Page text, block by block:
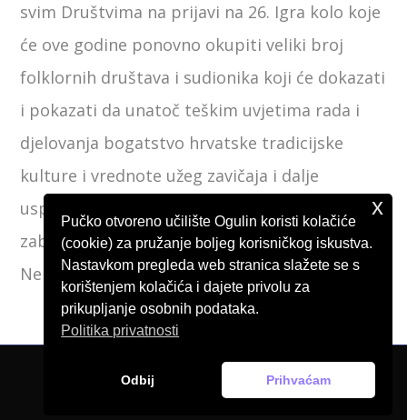
svim Društvima na prijavi na 26. Igra kolo koje
će ove godine ponovno okupiti veliki broj
folklornih društava i sudionika koji će dokazati
i pokazati da unatoč teškim uvjetima rada i
djelovanja bogatstvo hrvatske tradicijske
kulture i vrednote užeg zavičaja i dalje
uspješno nesebično i s ponosom čuvaju od
zaborava.
Neka (Za)igra kolo!
© Pučko otvoreno učilište Ogulin, 2026.
Pučko otvoreno učilište Ogulin koristi kolačiće
(cookie) za pružanje boljeg korisničkog iskustva.
Nastavkom pregleda web stranica slažete se s
korištenjem kolačića i dajete privolu za
prikupljanje osobnih podataka.
Politika privatnosti
Odbij Prihvaćam
x